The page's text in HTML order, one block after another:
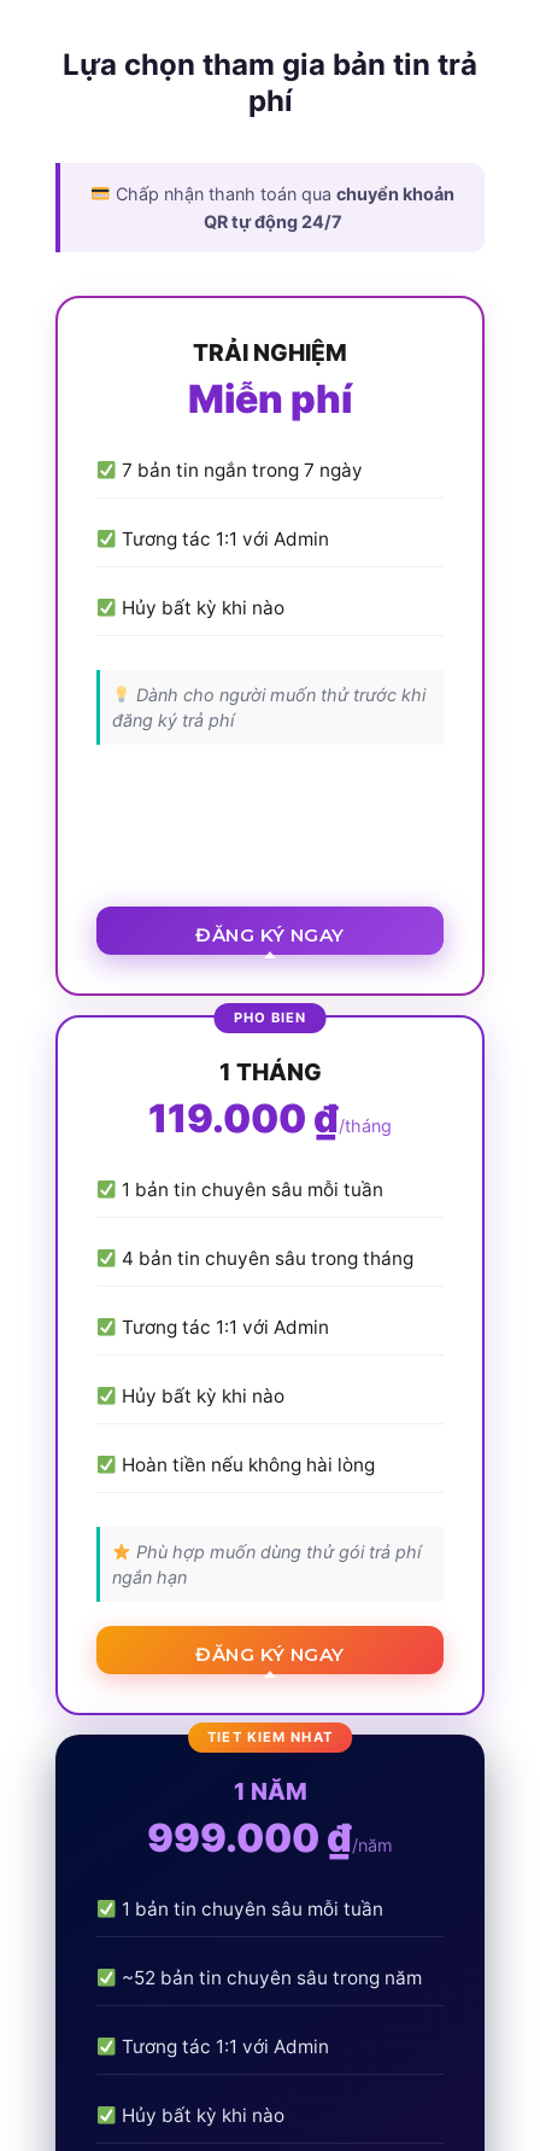
Lựa chọn tham gia bản tin trả
phí
Chấp nhận thanh toán qua chuyển khoản
QR tự động 24/7
TRẢI NGHIỆM
Miễn phí
7 bản tin ngắn trong 7 ngày
Tương tác 1:1 với Admin
Hủy bất kỳ khi nào
Dành cho người muốn thử trước khi
đăng ký trả phí
ĐĂNG KÝ NGAY
1 THÁNG
119.000 ₫/tháng
1 bản tin chuyên sâu mỗi tuần
4 bản tin chuyên sâu trong tháng
Tương tác 1:1 với Admin
Hủy bất kỳ khi nào
Hoàn tiền nếu không hài lòng
Phù hợp muốn dùng thử gói trả phí
ngắn hạn
ĐĂNG KÝ NGAY
1 NĂM
999.000 ₫/năm
1 bản tin chuyên sâu mỗi tuần
~52 bản tin chuyên sâu trong năm
Tương tác 1:1 với Admin
Hủy bất kỳ khi nào